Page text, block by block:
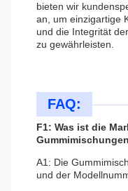
bieten wir
an, um einzigartige
und die Integrität
zu gewährleisten.
FAQ:
F1: Was ist die
A1: Die
und der